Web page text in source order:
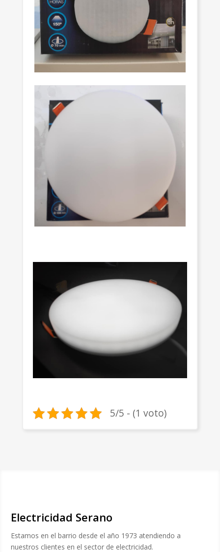
5/5 - (1 voto)
Electricidad Serano
Estamos en el barrio desde el año 1973 atendiendo a
nuestros clientes en el sector de electricidad.